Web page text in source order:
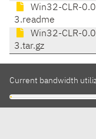
Win32-CLR-0.0
3.readme
Win32-CLR-0.0
3.tar.gz
Current bandwidth